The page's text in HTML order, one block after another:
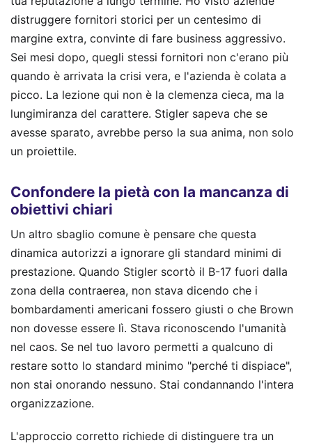
distruggere fornitori storici per un centesimo di
margine extra, convinte di fare business aggressivo.
Sei mesi dopo, quegli stessi fornitori non c'erano più
quando è arrivata la crisi vera, e l'azienda è colata a
picco. La lezione qui non è la clemenza cieca, ma la
lungimiranza del carattere. Stigler sapeva che se
avesse sparato, avrebbe perso la sua anima, non solo
un proiettile.
Confondere la pietà con la mancanza di
obiettivi chiari
Un altro sbaglio comune è pensare che questa
dinamica autorizzi a ignorare gli standard minimi di
prestazione. Quando Stigler scortò il B-17 fuori dalla
zona della contraerea, non stava dicendo che i
bombardamenti americani fossero giusti o che Brown
non dovesse essere lì. Stava riconoscendo l'umanità
nel caos. Se nel tuo lavoro permetti a qualcuno di
restare sotto lo standard minimo "perché ti dispiace",
non stai onorando nessuno. Stai condannando l'intera
organizzazione.
L'approccio corretto richiede di distinguere tra un